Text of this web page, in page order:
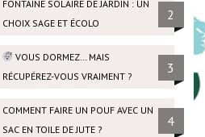
FONTAINE SOLAIRE DE JARDIN : UN
CHOIX SAGE ET ÉCOLO
2
VOUS DORMEZ… MAIS
RÉCUPÉREZ-VOUS VRAIMENT ?
3
COMMENT FAIRE UN POUF AVEC UN
SAC EN TOILE DE JUTE ?
4